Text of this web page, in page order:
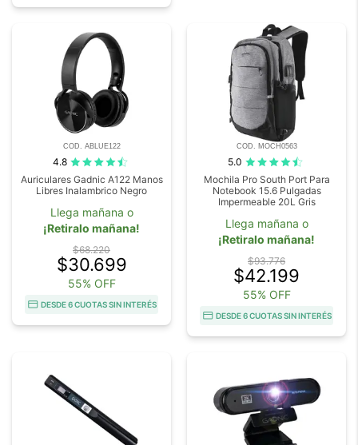
COD. ABLUE122
4.8
Auriculares Gadnic A122 Manos
Libres Inalambrico Negro
Llega mañana o
¡Retiralo mañana!
$68.220
$30.699
55% OFF
DESDE 6 CUOTAS SIN INTERÉS
COD. MOCH0563
5.0
Mochila Pro South Port Para
Notebook 15.6 Pulgadas
Impermeable 20L Gris
Llega mañana o
¡Retiralo mañana!
$93.776
$42.199
55% OFF
DESDE 6 CUOTAS SIN INTERÉS